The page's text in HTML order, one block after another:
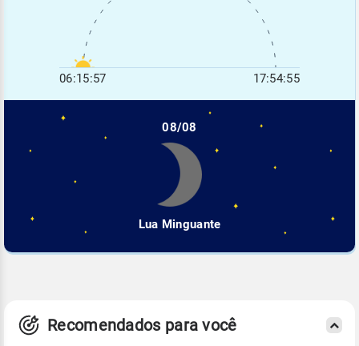
06:15:57 17:54:55
08/08
Lua Minguante
Recomendados para você